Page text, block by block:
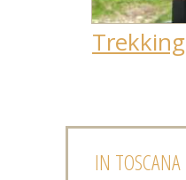
Trekking
IN TOSCANA